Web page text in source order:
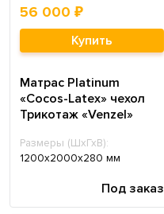
56 000 ₽
Купить
Матрас Platinum
«Cocos-Latex» чехол
Трикотаж «Venzel»
Размеры (ШхГхВ):
1200х2000х280 мм
Под заказ